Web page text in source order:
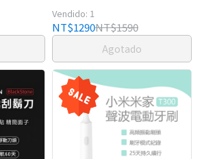
Vendido: 1
NT$1290NT$1590
Agotado